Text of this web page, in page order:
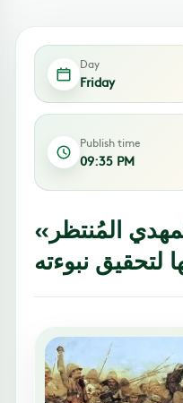
Day
Friday
Publish time
09:35 PM
المُنتظر»